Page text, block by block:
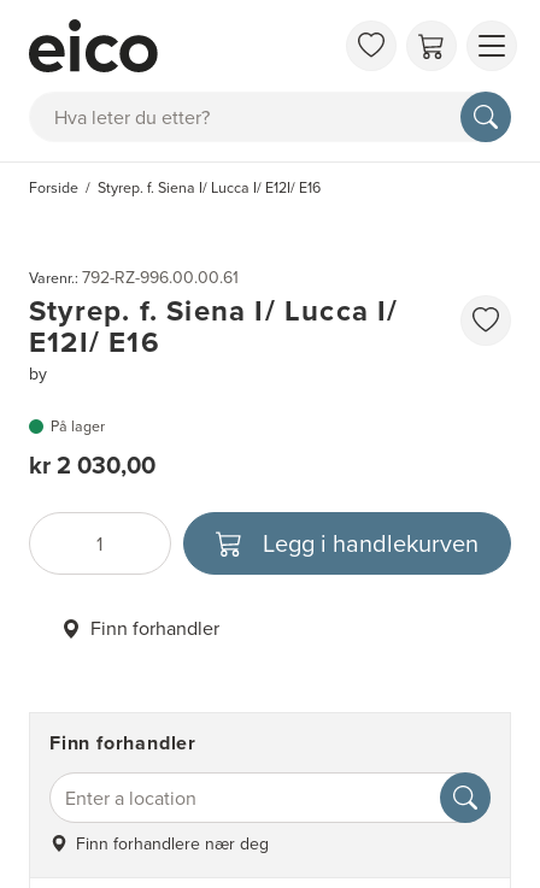
Søk
OM
FAQ
Forside Styrep. f. Siena I/ Lucca I/ E12I/ E16
Varenr.: 792-RZ-996.00.00.61
Styrep. f. Siena I/ Lucca I/
E12I/ E16
by
På lager
kr 2 030,00
Antall
Velg enhet Legg i handlekurven
Finn forhandler
Finn forhandler
Finn forhandlere nær deg